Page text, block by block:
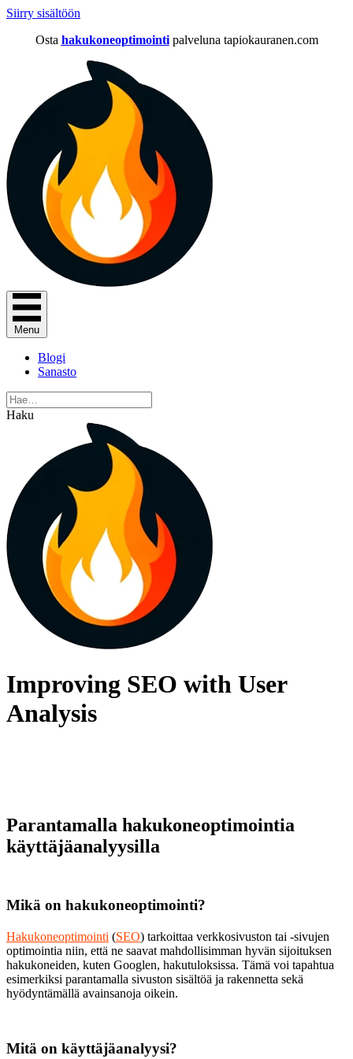
Siirry sisältöön
Osta hakukoneoptimointi palveluna tapiokauranen.com
Menu
Blogi
Sanasto
Haku
Improving SEO with User
Analysis
Parantamalla hakukoneoptimointia
käyttäjäanalyysilla
Mikä on hakukoneoptimointi?
Hakukoneoptimointi (SEO) tarkoittaa verkkosivuston tai -sivujen
optimointia niin, että ne saavat mahdollisimman hyvän sijoituksen
hakukoneiden, kuten Googlen, hakutuloksissa. Tämä voi tapahtua
esimerkiksi parantamalla sivuston sisältöä ja rakennetta sekä
hyödyntämällä avainsanoja oikein.
Mitä on käyttäjäanalyysi?